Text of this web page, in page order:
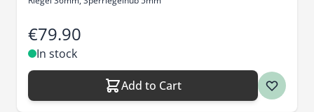
€79.90
In stock
Add to Cart